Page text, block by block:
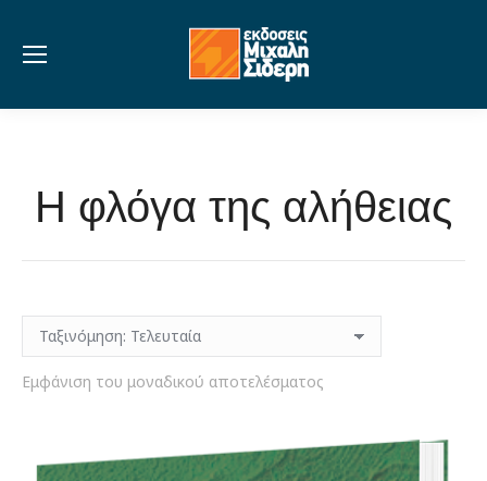
Η φλόγα της αλήθειας
Εμφάνιση του μοναδικού αποτελέσματος